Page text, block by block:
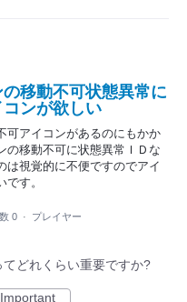
移動不可状態異常に
ンが欲しい
可アイコンがあるのにもかか
の移動不可に状態異常ＩＤな
は視覚的に不便ですのでアイ
す。
0 · プレイヤー
どれくらい重要ですか?
Important